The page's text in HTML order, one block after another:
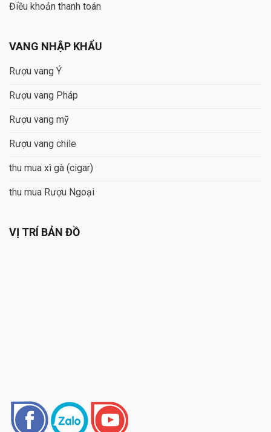
Điều khoản thanh toán
VANG NHẬP KHẨU
Rượu vang Ý
Rượu vang Pháp
Rượu vang mỹ
Rượu vang chile
thu mua xì gà (cigar)
thu mua Rượu Ngoại
VỊ TRÍ BẢN ĐỒ